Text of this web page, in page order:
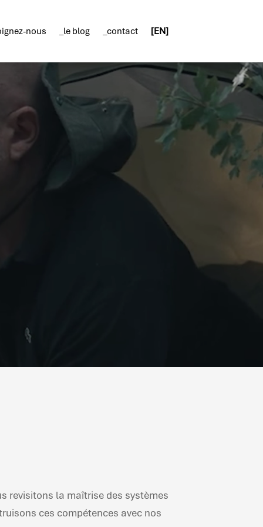
nous _le blog _contact [EN]
revisitons la maîtrise des systèmes
ces compétences avec nos